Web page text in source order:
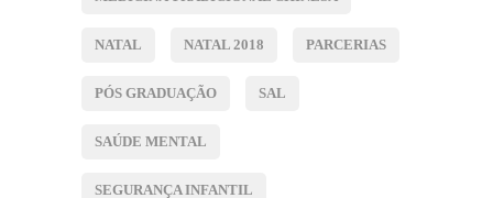
NATAL NATAL 2018 PARCERIAS
PÓS GRADUAÇÃO SAL
SAÚDE MENTAL
SEGURANÇA INFANTIL